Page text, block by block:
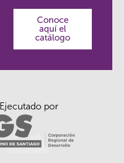
Conoce
aquí el
catálogo
Ejecutado por